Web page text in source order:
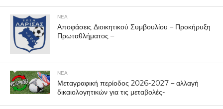
ΝΕΑ
Αποφάσεις Διοικητικού Συμβουλίου – Προκήρυξη
Πρωταθλήματος –
ΝΕΑ
Μεταγραφική περίοδος 2026-2027 – αλλαγή
δικαιολογητικών για τις μεταβολές-